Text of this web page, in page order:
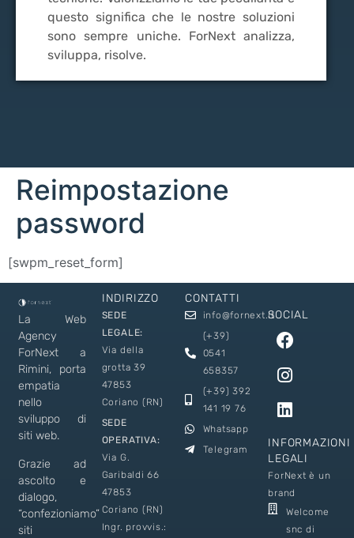
questo significa che le nostre soluzioni
sono sempre uniche. ForNext analizza,
sviluppa, risolve.
Reimpostazione
password
[swpm_reset_form]
La Web
Agency
ForNext a
Rimini, porta
empatia
nello
sviluppo di
siti web.
Grazie ad
ascolto e
dialogo,
“confezioniamo”
siti
INDIRIZZO
SEDE
LEGALE:
Via della
grotta 39
47853
Coriano (RN)
SEDE
OPERATIVA:
Via G.
Garibaldi 66
47853
Coriano (RN)
Ingr. provvis.:
CONTATTI
info@fornext.it
(+39)
0541
658357
(+39) 392
141 19 76
Whatsapp
Telegram
SOCIAL
INFORMAZIONI
LEGALI
ForNext è un
brand
Welcome
snc di